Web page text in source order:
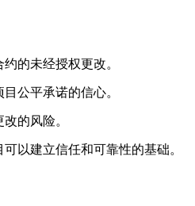
的未经授权更改。
公平承诺的信心。
的风险。
以建立信任和可靠性的基础。